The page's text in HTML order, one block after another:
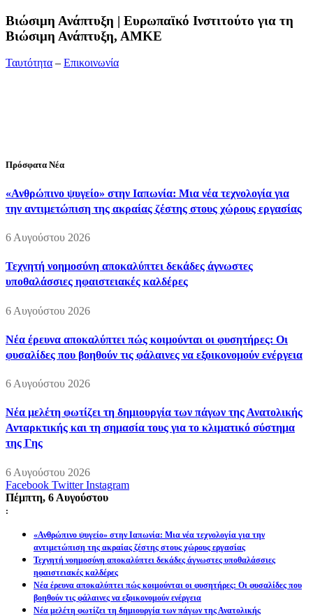
Bιώσιμη Ανάπτυξη | Ευρωπαϊκό Ινστιτούτο για τη
Βιώσιμη Ανάπτυξη, ΑΜΚΕ
Ταυτότητα – Επικοινωνία
Πρόσφατα Νέα
«Ανθρώπινο ψυγείο» στην Ιαπωνία: Μια νέα τεχνολογία για
την αντιμετώπιση της ακραίας ζέστης στους χώρους εργασίας
6 Αυγούστου 2026
Τεχνητή νοημοσύνη αποκαλύπτει δεκάδες άγνωστες
υποθαλάσσιες ηφαιστειακές καλδέρες
6 Αυγούστου 2026
Νέα έρευνα αποκαλύπτει πώς κοιμούνται οι φυσητήρες: Οι
φυσαλίδες που βοηθούν τις φάλαινες να εξοικονομούν ενέργεια
6 Αυγούστου 2026
Νέα μελέτη φωτίζει τη δημιουργία των πάγων της Ανατολικής
Ανταρκτικής και τη σημασία τους για το κλιματικό σύστημα
της Γης
6 Αυγούστου 2026
Facebook Twitter Instagram
Πέμπτη, 6 Αυγούστου
:
«Ανθρώπινο ψυγείο» στην Ιαπωνία: Μια νέα τεχνολογία για την
αντιμετώπιση της ακραίας ζέστης στους χώρους εργασίας
Τεχνητή νοημοσύνη αποκαλύπτει δεκάδες άγνωστες υποθαλάσσιες
ηφαιστειακές καλδέρες
Νέα έρευνα αποκαλύπτει πώς κοιμούνται οι φυσητήρες: Οι φυσαλίδες που
βοηθούν τις φάλαινες να εξοικονομούν ενέργεια
Νέα μελέτη φωτίζει τη δημιουργία των πάγων της Ανατολικής